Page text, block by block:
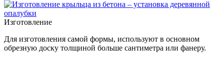
Изготовление
Для изготовления самой формы, используют в основном
обрезную доску толщиной больше сантиметра или фанеру.